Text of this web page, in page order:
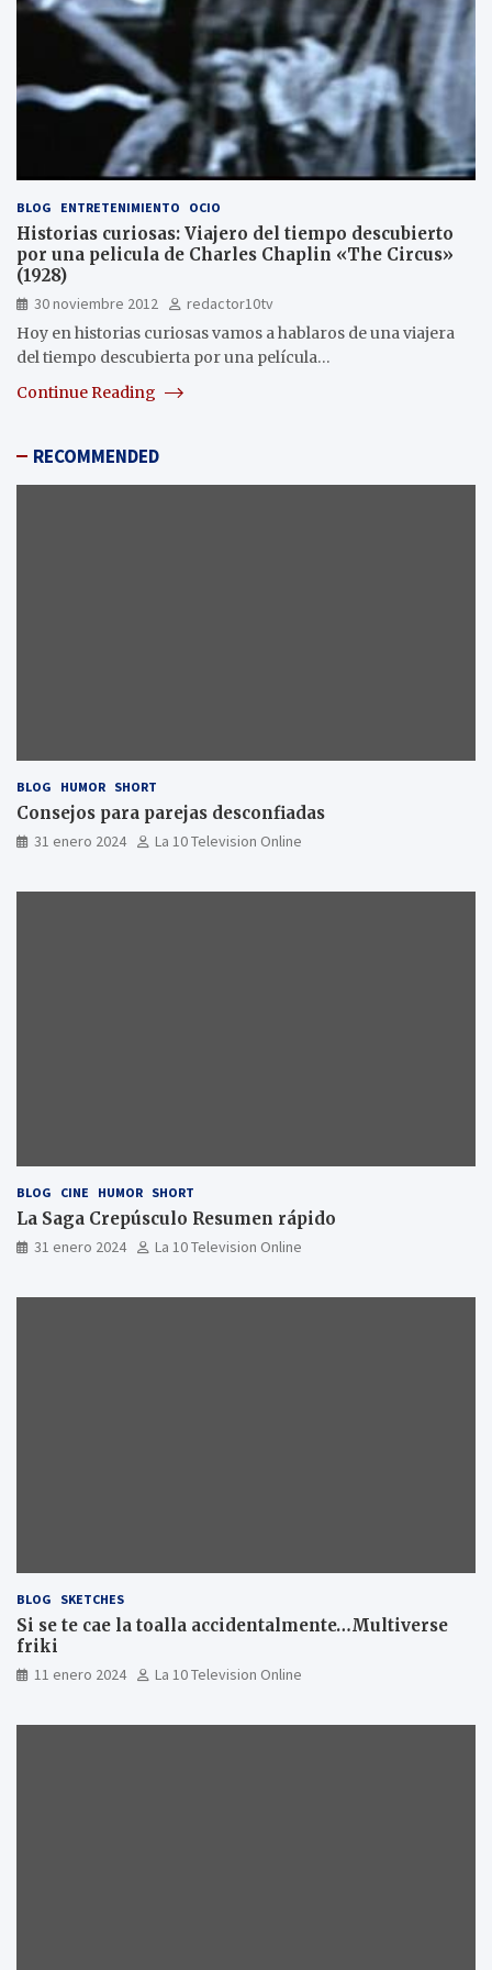
BLOG ENTRETENIMIENTO OCIO
Historias curiosas: Viajero del tiempo descubierto
por una pelicula de Charles Chaplin «The Circus»
(1928)
30 noviembre 2012
redactor10tv
Hoy en historias curiosas vamos a hablaros de una viajera
del tiempo descubierta por una película…
Continue Reading
RECOMMENDED
BLOG HUMOR SHORT
Consejos para parejas desconfiadas
31 enero 2024 La 10 Television Online
BLOG CINE HUMOR SHORT
La Saga Crepúsculo Resumen rápido
31 enero 2024 La 10 Television Online
BLOG SKETCHES
Si se te cae la toalla accidentalmente…Multiverse
friki
11 enero 2024 La 10 Television Online